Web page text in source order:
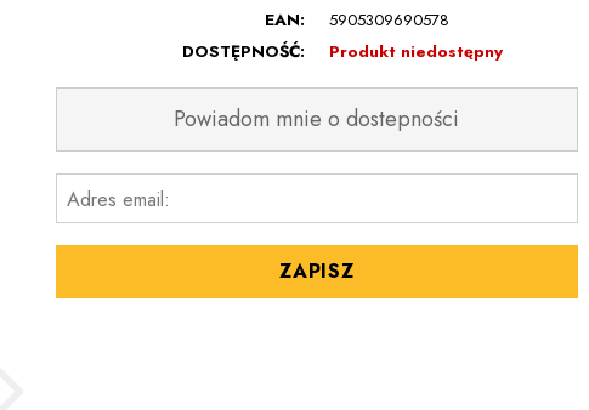
EAN:
5905309690578
DOSTĘPNOŚĆ:
Produkt niedostępny
Powiadom mnie o dostepności
Adres email:
ZAPISZ